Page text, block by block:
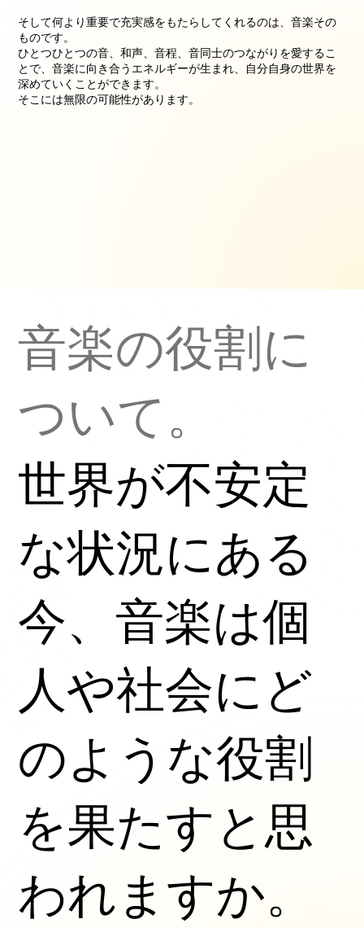
そして何より重要で充実感をもたらしてくれるのは、音楽その
ものです。
ひとつひとつの音、和声、音程、音同士のつながりを愛するこ
とで、音楽に向き合うエネルギーが生まれ、自分自身の世界を
深めていくことができます。
そこには無限の可能性があります。
​音楽の役割に
ついて。
世界が不安定
な状況にある
今、音楽は個
人や社会にど
のような役割
を果たすと思
われますか。